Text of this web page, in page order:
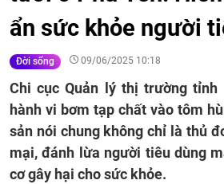
ẩn sức khỏe người
Đời sống 09/06/2025 10:18
Chi cục Quản lý thị trường tỉnh
hành vi bơm tạp chất vào tôm
sản nói chung không chỉ là thủ
mại, đánh lừa người tiêu dùng
cơ gây hại cho sức khỏe.